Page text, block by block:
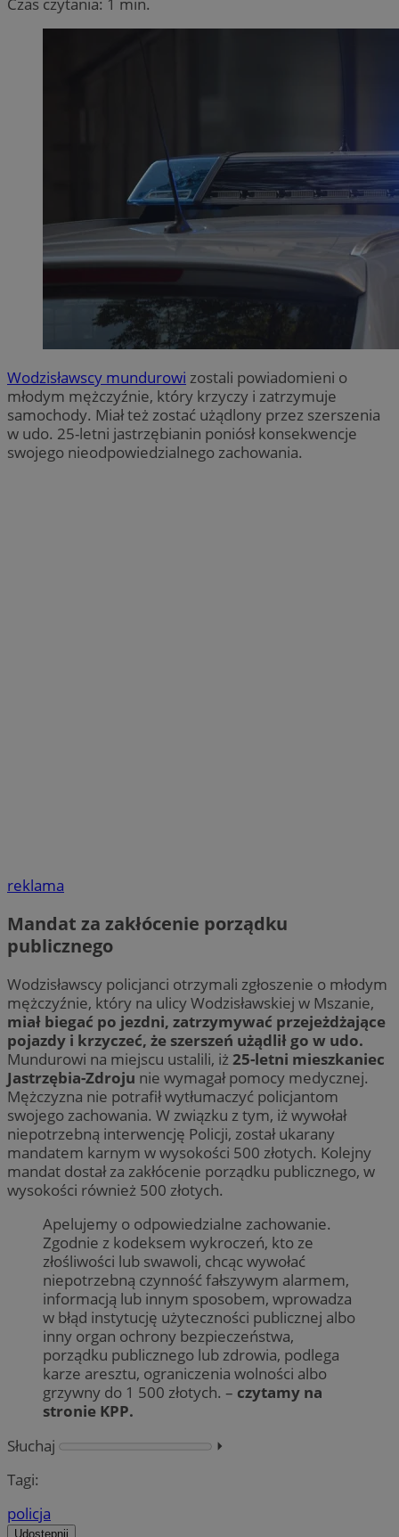
Wodzisławscy mundurowi zostali powiadomieni o
młodym mężczyźnie, który krzyczy i zatrzymuje
samochody. Miał też zostać użądlony przez szerszenia
w udo. 25-letni jastrzębianin poniósł konsekwencje
swojego nieodpowiedzialnego zachowania.
reklama
Mandat za zakłócenie porządku
publicznego
Wodzisławscy policjanci otrzymali zgłoszenie o młodym
mężczyźnie, który na ulicy Wodzisławskiej w Mszanie,
miał biegać po jezdni, zatrzymywać przejeżdżające
pojazdy i krzyczeć, że szerszeń użądlił go w udo.
Mundurowi na miejscu ustalili, iż25-letni mieszkaniec
Jastrzębia-Zdroju nie wymagał pomocy medycznej.
Mężczyzna nie potrafił wytłumaczyć policjantom
swojego zachowania. W związku z tym, iż wywołał
niepotrzebną interwencję Policji, został ukarany
mandatem karnym w wysokości 500 złotych. Kolejny
mandat dostał za zakłócenie porządku publicznego, w
wysokości również 500 złotych.
Apelujemy o odpowiedzialne zachowanie.
Zgodnie z kodeksem wykroczeń, kto ze
złośliwości lub swawoli, chcąc wywołać
niepotrzebną czynność fałszywym alarmem,
informacją lub innym sposobem, wprowadza
w błąd instytucję użyteczności publicznej albo
inny organ ochrony bezpieczeństwa,
porządku publicznego lub zdrowia, podlega
karze aresztu, ograniczenia wolności albo
grzywny do 1 500 złotych. – czytamy na
stronie KPP.
Słuchaj
⏵︎
Tagi:
policja
Udostępnij